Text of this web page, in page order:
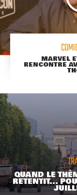
MARVEL
RENCONTRE
QUAND LE
RETENTIT...